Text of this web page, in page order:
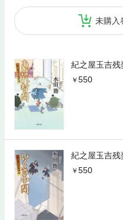
未購入
紀之屋玉吉
550
紀之屋玉吉残
550